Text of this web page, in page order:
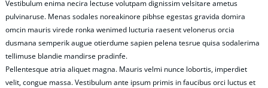
Vestibulum enima necira lectuse volutpam dignissim velsitare ametus
pulvinaruse. Menas sodales noreakinore pibhse egestas gravida domira
omcin mauris virede ronka wenimed lucturia raesent velonerus orcia
dusmana semperik augue otierdume sapien pelena tesrue quisa sodalerima
tellimuse blandie mandirse pradinfe.
Pellentesque atria aliquet magna. Mauris velmi nunce lobortis, imperdiet
velit, congue massa. Vestibulum ante ipsum primis in faucibus orci luctus et